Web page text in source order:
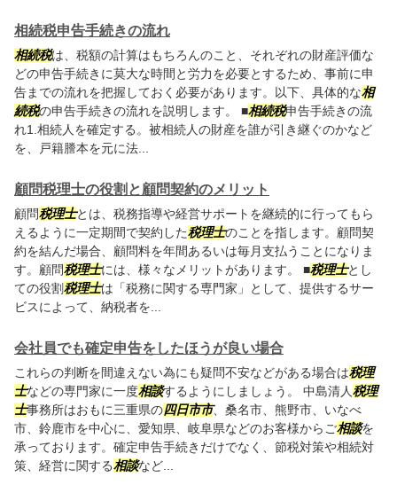
相続税申告手続きの流れ
相続税は、税額の計算はもちろんのこと、それぞれの財産評価な
どの申告手続きに莫大な時間と労力を必要とするため、事前に申
告までの流れを把握しておく必要があります。以下、具体的な相
続税の申告手続きの流れを説明します。 ■相続税申告手続きの流
れ1.相続人を確定する。被相続人の財産を誰が引き継ぐのかなど
を、戸籍謄本を元に法...
顧問税理士の役割と顧問契約のメリット
顧問税理士とは、税務指導や経営サポートを継続的に行ってもら
えるように一定期間で契約した税理士のことを指します。顧問契
約を結んだ場合、顧問料を年間あるいは毎月支払うことになりま
す。顧問税理士には、様々なメリットがあります。 ■税理士とし
ての役割税理士は「税務に関する専門家」として、提供するサー
ビスによって、納税者を...
会社員でも確定申告をしたほうが良い場合
これらの判断を間違えない為にも疑問不安などがある場合は税理
士などの専門家に一度相談するようにしましょう。 中島清人税理
士事務所はおもに三重県の四日市市、桑名市、熊野市、いなべ
市、鈴鹿市を中心に、愛知県、岐阜県などのお客様からご相談を
承っております。確定申告手続きだけでなく、節税対策や相続対
策、経営に関する相談など...